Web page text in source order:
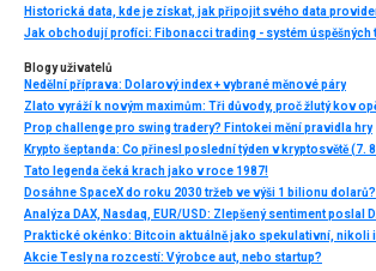
Blogy uživatelů
Nedělní příprava: Dolarový index + vybrané měnové páry
Prop challenge pro swing tradery? Fintokei mění pravidla hry
Tato legenda čeká krach jako v roce 1987!
Dosáhne SpaceX do roku 2030 tržeb ve výši 1 bilionu dolarů?
Akcie Tesly na rozcestí: Výrobce aut, nebo startup?